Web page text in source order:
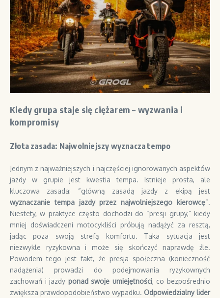
Kiedy grupa staje się ciężarem – wyzwania i
kompromisy
Złota zasada: Najwolniejszy wyznacza tempo
Jednym z najważniejszych i najczęściej ignorowanych aspektów
jazdy w grupie jest kwestia tempa. Istnieje prosta, ale
kluczowa zasada: “główną zasadą jazdy z ekipą jest
wyznaczanie tempa jazdy przez najwolniejszego kierowcę“.
Niestety, w praktyce często dochodzi do “presji grupy,” kiedy
mniej doświadczeni motocykliści próbują nadążyć za resztą,
jadąc poza swoją strefą komfortu. Taka sytuacja jest
niezwykle ryzykowna i może się skończyć naprawdę źle.
Powodem tego jest fakt, że presja społeczna (konieczność
nadążenia) prowadzi do podejmowania ryzykownych
zachowań i jazdy ponad swoje umiejętności, co bezpośrednio
zwiększa prawdopodobieństwo wypadku. Odpowiedzialny lider